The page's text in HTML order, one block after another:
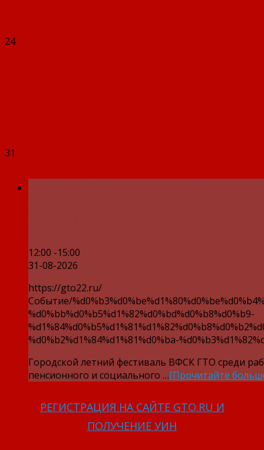
24
31
12:00 -15:00
31-08-2026
https://gto22.ru/
Событие/
%d0%bb%d0%b5%d1%82%d0%bd%d0%b8%d0%b9-
%d0%b2%d1%84%d1%81%d0%ba-
Городской летний фестиваль ВФСК ГТО среди
пенсионного и социального …[Прочитайте
РЕГИСТРАЦИЯ НА САЙТЕ GTO.RU И
ПОЛУЧЕНИЕ УИН